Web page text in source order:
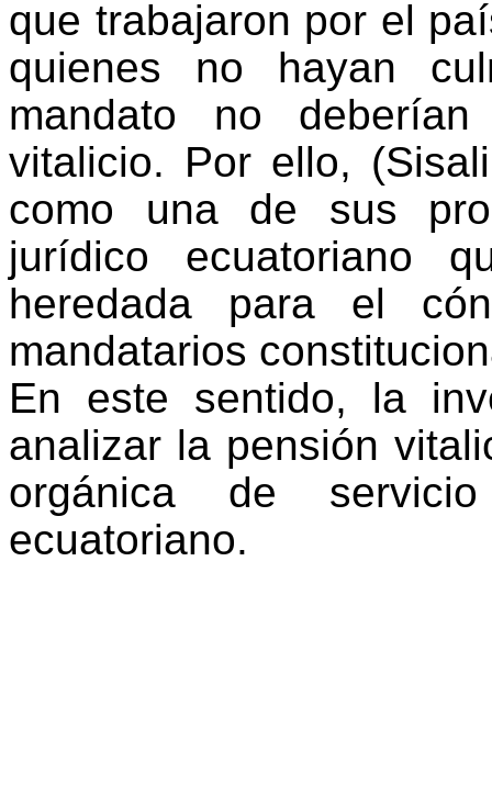
que trabajaron por el
quienes no hayan
mandato no
vitalicio. Por ello, (
como una de sus
jurídico ecuatoriano
heredada para el
mandatarios
En este sentido, la
analizar la pensión
orgánica de
ecuatoriano.